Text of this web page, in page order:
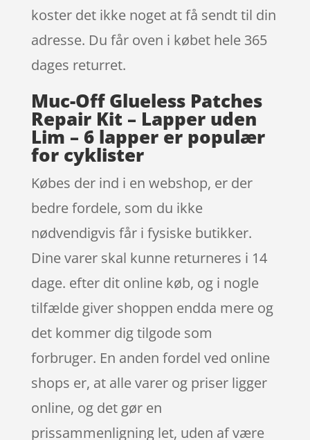
koster det ikke noget at få sendt til din
adresse. Du får oven i købet hele 365
dages returret.
Muc-Off Glueless Patches
Repair Kit – Lapper uden
Lim – 6 lapper er populær
for cyklister
Købes der ind i en webshop, er der
bedre fordele, som du ikke
nødvendigvis får i fysiske butikker.
Dine varer skal kunne returneres i 14
dage. efter dit online køb, og i nogle
tilfælde giver shoppen endda mere og
det kommer dig tilgode som
forbruger. En anden fordel ved online
shops er, at alle varer og priser ligger
online, og det gør en
prissammenligning let, uden af være